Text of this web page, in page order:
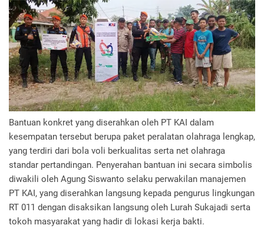
Bantuan konkret yang diserahkan oleh PT KAI dalam
kesempatan tersebut berupa paket peralatan olahraga lengkap,
yang terdiri dari bola voli berkualitas serta net olahraga
standar pertandingan. Penyerahan bantuan ini secara simbolis
diwakili oleh Agung Siswanto selaku perwakilan manajemen
PT KAI, yang diserahkan langsung kepada pengurus lingkungan
RT 011 dengan disaksikan langsung oleh Lurah Sukajadi serta
tokoh masyarakat yang hadir di lokasi kerja bakti.